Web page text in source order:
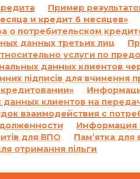
кодекса
тысячи семьсот)
на сумму
на просроченную сумму
кодекса Украины.
на сумму
подлежащих
полученной
Сторон.»
4/6 месяцев»:
Пример
и кредит 6 месяцев»
о потребительском
данных третьих лиц
услуги по
данных клиентов
підписів для вчинення
данных клиентов на
взаимодействия с
Информация
для ВПО
Пам’ятка для
отримання пільги